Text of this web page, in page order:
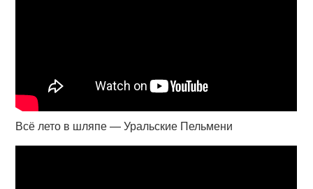
Всё лето в шляпе — Уральские Пельмени